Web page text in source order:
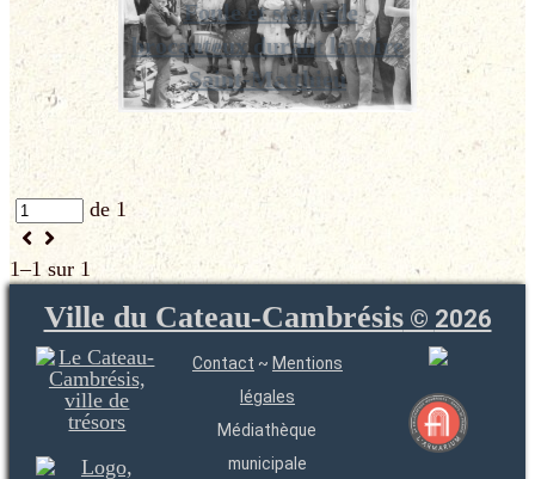
Foule et stand de
brocanteux durant la foire
Saint-Matthieu
de 1
1–1 sur 1
Ville du Cateau-Cambrésis© 2026
Contact ~ Mentions
légales
Médiathèque
municipale